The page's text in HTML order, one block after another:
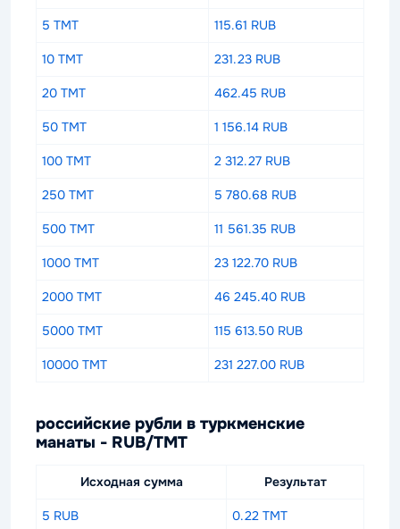
5 TMT 115.61 RUB
10 TMT 231.23 RUB
20 TMT 462.45 RUB
50 TMT 1 156.14 RUB
100 TMT 2 312.27 RUB
250 TMT 5 780.68 RUB
500 TMT 11 561.35 RUB
1000 TMT 23 122.70 RUB
2000 TMT 46 245.40 RUB
5000 TMT 115 613.50 RUB
10000 TMT 231 227.00 RUB
российские рубли в туркменские
манаты - RUB/TMT
Исходная сумма Результат
5 RUB 0.22 TMT